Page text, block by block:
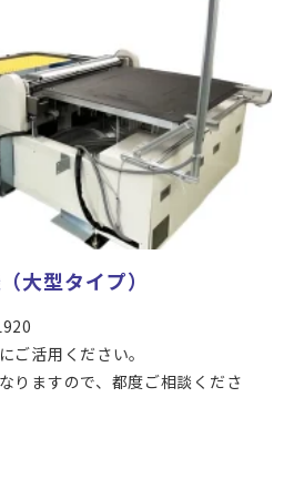
、アライメントマーク間で
することができます。
形成されたマークのほか、印刷開
形、パネルのアクティブエリアな
所を使うことができます。
は、ガラスパネルとカバーガラス
ガラスへのフィルム貼り付け、フ
までの高さに対応しますの
を行うことができます。
2.5Dや3D形状にも対応できます。
大型タイプ）
ご活用ください。
りますので、都度ご相談くださ